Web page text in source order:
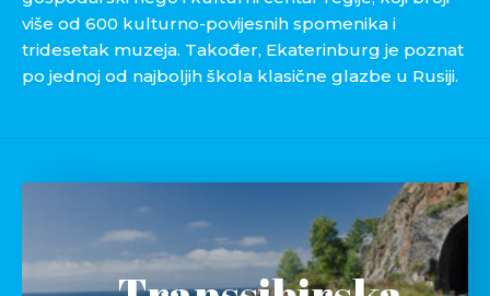
više od 600 kulturno-povijesnih spomenika i
tridesetak muzeja. Također, Ekaterinburg je poznat
po jednoj od najboljih škola klasične glazbe u Rusiji.